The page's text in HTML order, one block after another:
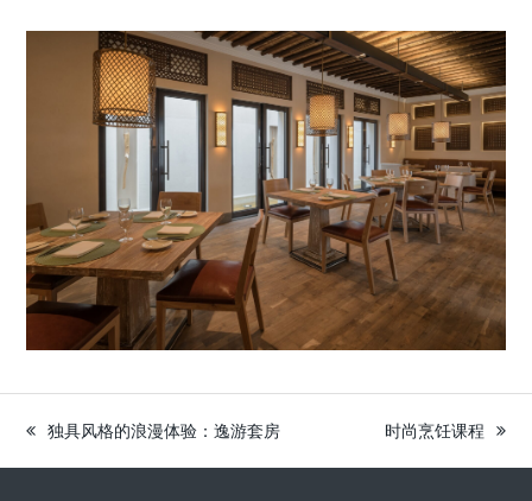
previous
post:
独具风格的浪漫体验：逸游套房
next
post:
时尚烹饪课程